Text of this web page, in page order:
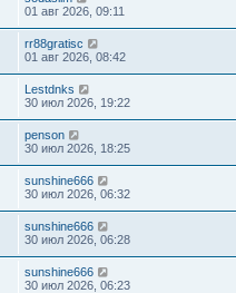
01 авг 2026, 09:11
rr88gratisc
01 авг 2026, 08:42
Lestdnks
30 июл 2026, 19:22
penson
30 июл 2026, 18:25
sunshine666
30 июл 2026, 06:32
sunshine666
30 июл 2026, 06:28
sunshine666
30 июл 2026, 06:23